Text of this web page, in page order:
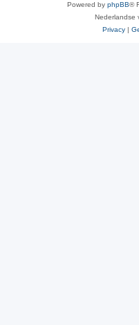
Powered by phpBB®
Nederlandse
Privacy |